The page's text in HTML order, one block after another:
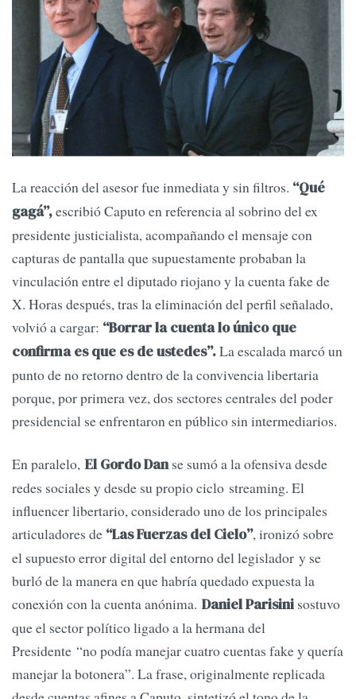
La reacción del asesor fue inmediata y sin filtros. “Qué
gagá”,escribió Caputo en referencia al sobrino del ex
presidente justicialista, acompañando el mensaje con
capturas de pantalla que supuestamente probaban la
vinculación entre el diputado riojano y la cuenta fake de
X. Horas después, tras la eliminación del perfil señalado,
volvió a cargar: “Borrar la cuenta lo único que
confirma es que es de ustedes”.La escalada marcó un
punto de no retorno dentro de la convivencia libertaria
porque, por primera vez, dos sectores centrales del poder
presidencial se enfrentaron en público sin intermediarios.
En paralelo, El Gordo Danse sumó a la ofensiva desde
redes sociales y desde su propio ciclo streaming. El
influencer libertario, considerado uno de los principales
articuladores de “Las Fuerzas del Cielo”, ironizó sobre
el supuesto error digital del entorno del legislador y se
burló de la manera en que habría quedado expuesta la
conexión con la cuenta anónima. Daniel Parisini sostuvo
que el sector político ligado a la hermana del
Presidente “no podía manejar cuatro cuentas fake y quería
manejar la botonera”. La frase, originalmente replicada